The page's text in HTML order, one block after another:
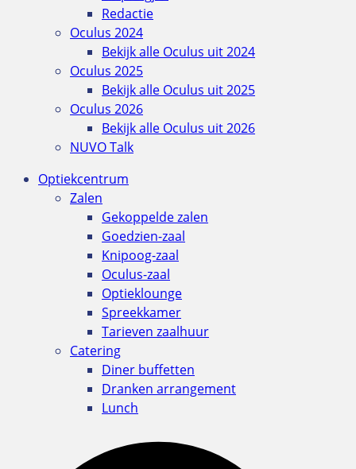
Redactie
Oculus 2024
Bekijk alle Oculus uit 2024
Oculus 2025
Bekijk alle Oculus uit 2025
Oculus 2026
Bekijk alle Oculus uit 2026
NUVO Talk
Optiekcentrum
Zalen
Gekoppelde zalen
Goedzien-zaal
Knipoog-zaal
Oculus-zaal
Optieklounge
Spreekkamer
Tarieven zaalhuur
Catering
Diner buffetten
Dranken arrangement
Lunch